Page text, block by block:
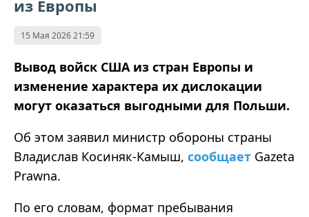
из Европы
15 Мая 2026 21:59
Вывод войск США из стран Европы и
изменение характера их дислокации
могут оказаться выгодными для Польши.
Об этом заявил министр обороны страны
Владислав Косиняк‑Камыш, сообщает Gazeta
Prawna.
По его словам, формат пребывания